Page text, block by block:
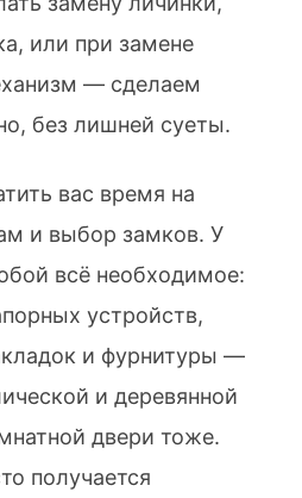
или при замене
— сделаем
без лишней суеты.
вас время на
и выбор замков. У
всё необходимое:
устройств,
и фурнитуры —
и деревянной
двери тоже.
получается